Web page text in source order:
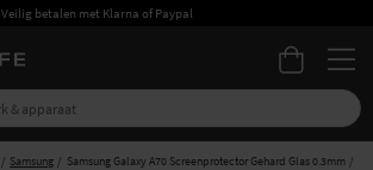
Veilig betalen met Klarna of Paypal
Samsung Samsung Galaxy A70 Screenprotector Gehard Glas 0.3mm